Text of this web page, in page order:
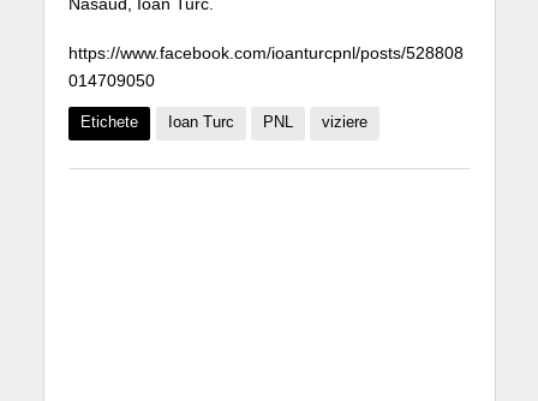
Năsăud, Ioan Turc.
https://www.facebook.com/ioanturcpnl/posts/528808
014709050
Etichete Ioan Turc PNL viziere